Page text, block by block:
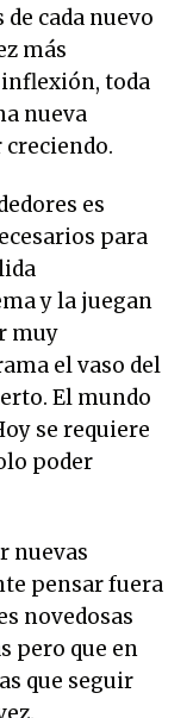
cada nuevo
más
toda
nueva
es
para
y la juegan
muy
el vaso del
El mundo
se requiere
poder
nuevas
pensar fuera
novedosas
pero que en
que seguir